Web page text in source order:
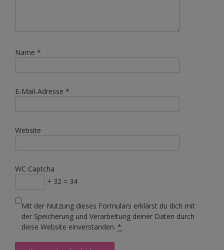
Name *
E-Mail-Adresse *
Website
WC Captcha
+ 32 = 34
Mit der Nutzung dieses Formulars erklärst du dich mit
der Speicherung und Verarbeitung deiner Daten durch
diese Website einverstanden. *